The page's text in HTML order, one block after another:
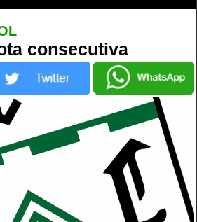
consecutiva